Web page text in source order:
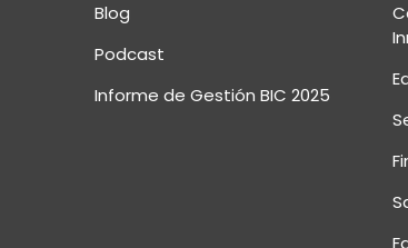
Blog
Podcast
Informe de Gestión BIC 2025